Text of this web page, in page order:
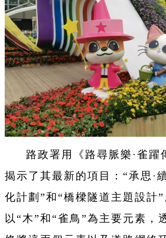
路政署用《路尋脈樂·雀躍
揭示了其最新的項目：“承思·
化計劃”和“橋樑隧道主題設計
以“木”和“雀鳥”為主要元素，